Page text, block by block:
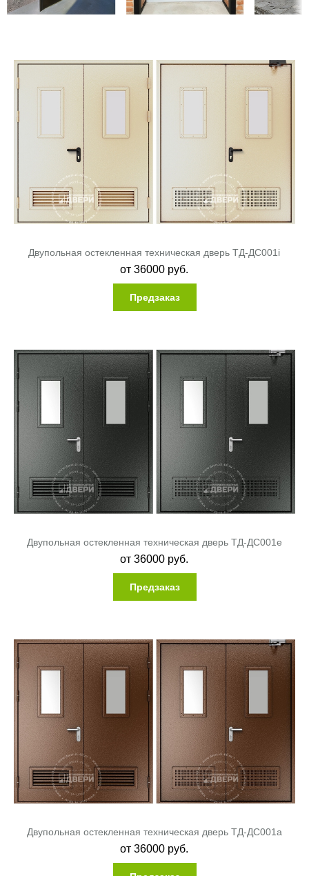
Двупольная остекленная техническая дверь ТД-ДС001i
от36000 руб.
Предзаказ
Двупольная остекленная техническая дверь ТД-ДС001e
от36000 руб.
Предзаказ
Двупольная остекленная техническая дверь ТД-ДС001a
от36000 руб.